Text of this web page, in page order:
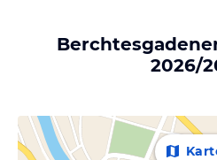
2026/